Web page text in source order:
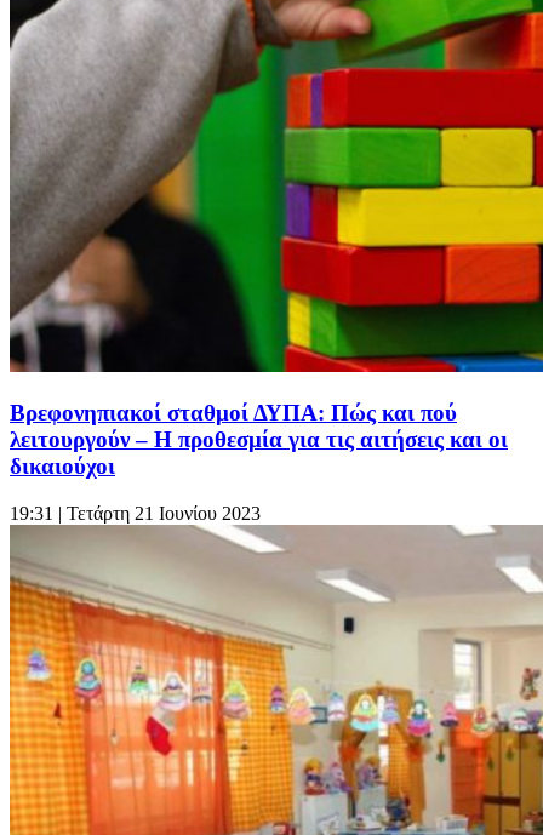
Βρεφονηπιακοί σταθμοί ΔΥΠΑ: Πώς και πού
λειτουργούν – Η προθεσμία για τις αιτήσεις και οι
δικαιούχοι
19:31 | Τετάρτη 21 Ιουνίου 2023